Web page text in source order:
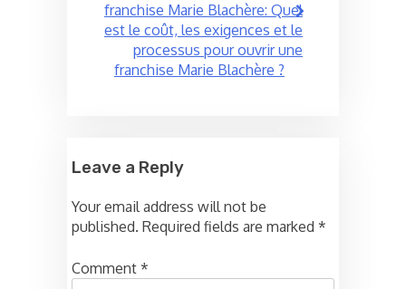
franchise Marie Blachère: Quel
est le coût, les exigences et le
processus pour ouvrir une
franchise Marie Blachère ?
Leave a Reply
Your email address will not be
published. Required fields are marked *
Comment *